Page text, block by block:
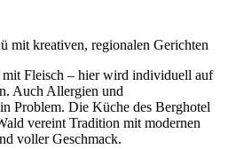
mit kreativen, regionalen Gerichten
mit Fleisch – hier wird individuell auf
Auch Allergien und
Problem. Die Küche des Berghotel
vereint Tradition mit modernen
voller Geschmack.